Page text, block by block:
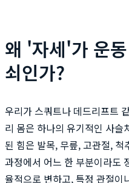
왜 '자세'가 운
쇠인가?
우리가 스쿼트나 데드리프트
리 몸은 하나의 유기적인 사
된 힘은 발목, 무릎, 고관절,
과정에서 어느 한 부분이라도
율적으로 변하고, 특정 관절이